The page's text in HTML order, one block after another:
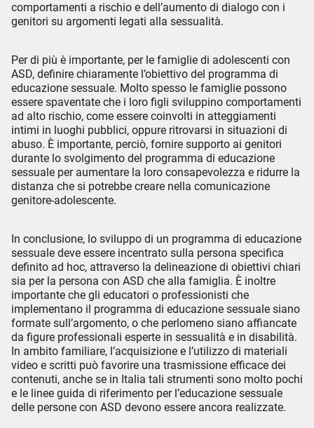
comportamenti a rischio e dell’aumento di dialogo con i
genitori su argomenti legati alla sessualità.
Per di più è importante, per le famiglie di adolescenti con
ASD, definire chiaramente l’obiettivo del programma di
educazione sessuale. Molto spesso le famiglie possono
essere spaventate che i loro figli sviluppino comportamenti
ad alto rischio, come essere coinvolti in atteggiamenti
intimi in luoghi pubblici, oppure ritrovarsi in situazioni di
abuso. È importante, perciò, fornire supporto ai genitori
durante lo svolgimento del programma di educazione
sessuale per aumentare la loro consapevolezza e ridurre la
distanza che si potrebbe creare nella comunicazione
genitore-adolescente.
In conclusione, lo sviluppo di un programma di educazione
sessuale deve essere incentrato sulla persona specifica
definito ad hoc, attraverso la delineazione di obiettivi chiari
sia per la persona con ASD che alla famiglia. È inoltre
importante che gli educatori o professionisti che
implementano il programma di educazione sessuale siano
formate sull’argomento, o che perlomeno siano affiancate
da figure professionali esperte in sessualità e in disabilità.
In ambito familiare, l’acquisizione e l’utilizzo di materiali
video e scritti può favorire una trasmissione efficace dei
contenuti, anche se in Italia tali strumenti sono molto pochi
e le linee guida di riferimento per l’educazione sessuale
delle persone con ASD devono essere ancora realizzate.